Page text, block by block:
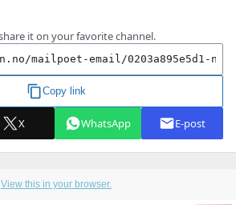
View this in your browser.